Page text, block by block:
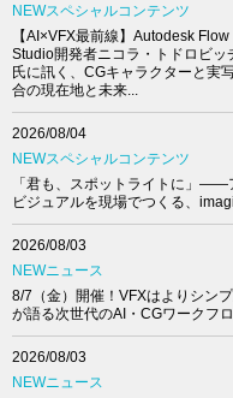
NEWスペシャルコンテンツ
【AI×VFX最前線】Autodesk Flow
Studio開発者ニコラ・トドロビッ
氏に訊く、CGキャラクターと実
合の現在地と未来...
2026/08/04
NEWスペシャルコンテンツ
「君も、スポットライトに」――
ビジュアルを現場でつくる、
2026/08/03
NEWニュース
8/7（金）開催！VFXはよりシン
が語る次世代のAI・CGワークフ
2026/08/03
NEWニュース